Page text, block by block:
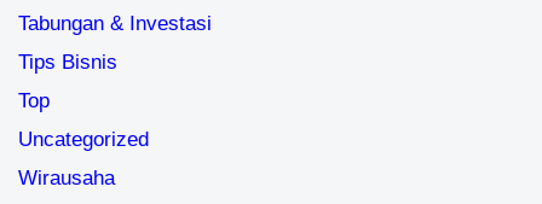
Tabungan & Investasi
Tips Bisnis
Top
Uncategorized
Wirausaha